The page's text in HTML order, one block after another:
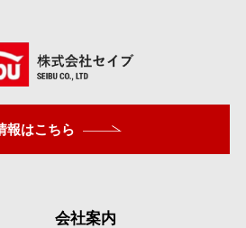
報はこちら
会社案内